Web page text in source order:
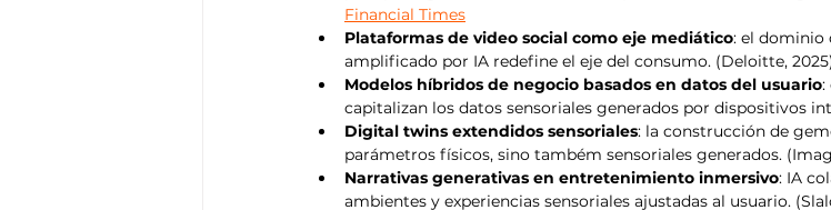
Financial Times
Plataformas de video social como eje mediático: el dominio
amplificado por IA redefine el eje del consumo. (Deloitte,
Modelos híbridos de negocio basados en datos del usuario:
capitalizan los datos sensoriales generados por dispositivos
Digital twins extendidos sensoriales: la construcción de
parámetros físicos, sino também sensoriales generados.
Narrativas generativas en entretenimiento inmersivo: IA
ambientes y experiencias sensoriales ajustadas al usuario.